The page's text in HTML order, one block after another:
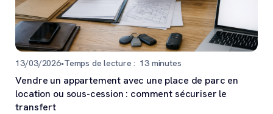
13/03/2026•Temps de lecture : 13minutes
Vendre un appartement avec une place de parc en
location ou sous-cession : comment sécuriser le
transfert